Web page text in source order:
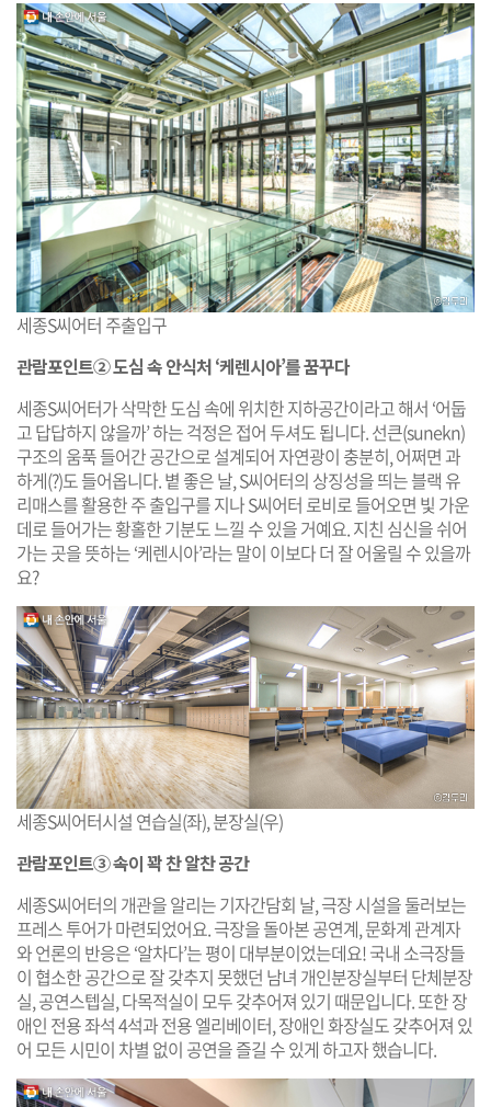
세종S씨어터 주출입구
관람포인트② 도심 속 안식처 ‘케렌시아’를 꿈꾸다
세종S씨어터가 삭막한 도심 속에 위치한 지하공간이라고 해서 ‘어둡
고 답답하지 않을까’ 하는 걱정은 접어 두셔도 됩니다. 선큰(sunekn)
구조의 움푹 들어간 공간으로 설계되어 자연광이 충분히, 어쩌면 과
하게(?)도 들어옵니다. 볕 좋은 날, S씨어터의 상징성을 띄는 블랙 유
리매스를 활용한 주 출입구를 지나 S씨어터 로비로 들어오면 빛 가운
데로 들어가는 황홀한 기분도 느낄 수 있을 거예요. 지친 심신을 쉬어
가는 곳을 뜻하는 ‘케렌시아’라는 말이 이보다 더 잘 어울릴 수 있을까
요?
세종S씨어터시설 연습실(좌), 분장실(우)
관람포인트③ 속이 꽉 찬 알찬 공간
세종S씨어터의 개관을 알리는 기자간담회 날, 극장 시설을 둘러보는
프레스 투어가 마련되었어요. 극장을 돌아본 공연계, 문화계 관계자
와 언론의 반응은 ‘알차다’는 평이 대부분이었는데요! 국내 소극장들
이 협소한 공간으로 잘 갖추지 못했던 남녀 개인분장실부터 단체분장
실, 공연스텝실, 다목적실이 모두 갖추어져 있기 때문입니다. 또한 장
애인 전용 좌석 4석과 전용 엘리베이터, 장애인 화장실도 갖추어져 있
어 모든 시민이 차별 없이 공연을 즐길 수 있게 하고자 했습니다.